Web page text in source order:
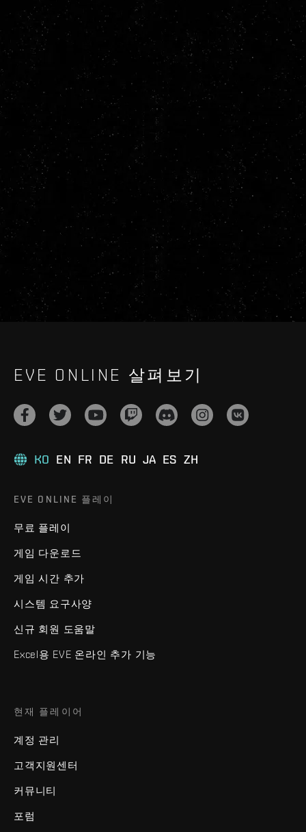
EVE ONLINE 살펴보기
KO EN FR DE RU JA ES ZH
EVE ONLINE 플레이
무료 플레이
게임 다운로드
게임 시간 추가
시스템 요구사양
신규 회원 도움말
Excel용 EVE 온라인 추가 기능
현재 플레이어
계정 관리
고객지원센터
커뮤니티
포럼